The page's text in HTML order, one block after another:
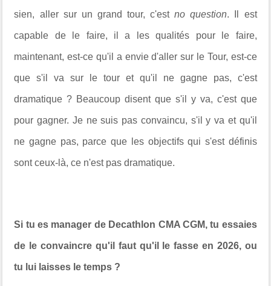
sien, aller sur un grand tour, c'estno question. Il est
capable de le faire, il a les qualités pour le faire,
maintenant, est-ce qu'il a envie d'aller sur le Tour, est-ce
que s'il va sur le tour et qu'il ne gagne pas, c'est
dramatique ? Beaucoup disent que s'il y va, c'est que
pour gagner. Je ne suis pas convaincu, s'il y va et qu'il
ne gagne pas, parce que les objectifs qui s'est définis
sont ceux-là, ce n'est pas dramatique.
Si tu es manager de Decathlon CMA CGM, tu essaies
de le convaincre qu'il faut qu'il le fasse en 2026, ou
tu lui laisses le temps ?